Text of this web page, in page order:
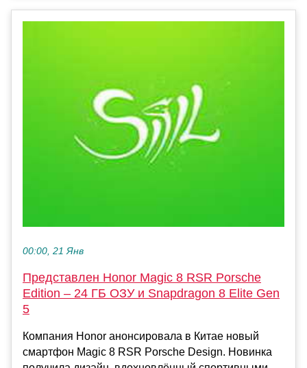
00:00, 21 Янв
Представлен Honor Magic 8 RSR Porsche
Edition – 24 ГБ ОЗУ и Snapdragon 8 Elite Gen
5
Компания Honor анонсировала в Китае новый
смартфон Magic 8 RSR Porsche Design. Новинка